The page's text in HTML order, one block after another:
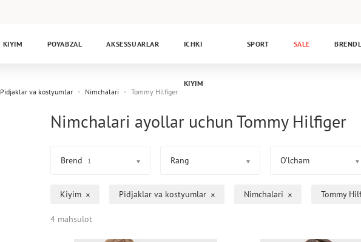
KIYIM POYABZAL AKSESSUARLAR ICHKI
KIYIM
SPORT SALE
Pidjaklar va kostyumlar Nimchalari Tommy Hilfiger
Nimchalari ayollar uchun Tommy Hilfiger
Brend 1 Rang O’lcham
Kiyim Pidjaklar va kostyumlar Nimchalari Tommy
4 mahsulot